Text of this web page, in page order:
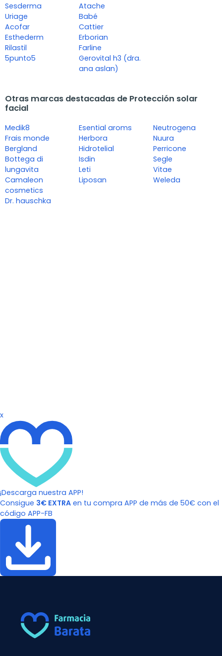
Sesderma
Uriage
Acofar
Esthederm
Rilastil
5punto5
Atache
Babé
Cattier
Erborian
Farline
Gerovital h3 (dra.
ana aslan)
Otras marcas destacadas de Protección solar
facial
Medik8
Frais monde
Bergland
Bottega di
lungavita
Camaleon
cosmetics
Dr. hauschka
Esential aroms
Herbora
Hidrotelial
Isdin
Leti
Liposan
Neutrogena
Nuura
Perricone
Segle
Vitae
Weleda
x
¡Descarga nuestra APP!
Consigue 3€ EXTRA en tu compra APP de más de 50€ con el
código APP-FB